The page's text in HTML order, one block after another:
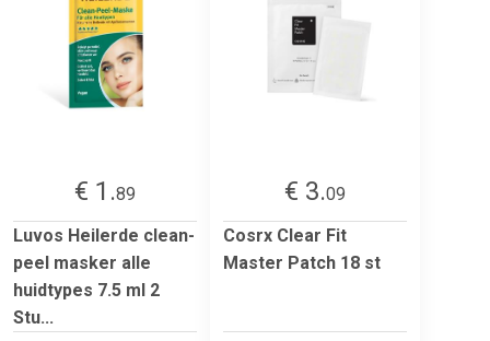
€ 1.89
Luvos Heilerde clean-
peel masker alle
huidtypes 7.5 ml 2
Stu...
€ 3.09
Cosrx Clear Fit
Master Patch 18 st